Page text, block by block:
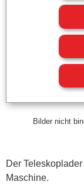
Bilder nicht
Der
Maschine.